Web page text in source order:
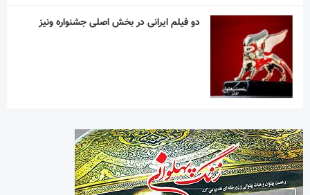
دو فیلم ایرانی در بخش اصلی جشنواره ونیز